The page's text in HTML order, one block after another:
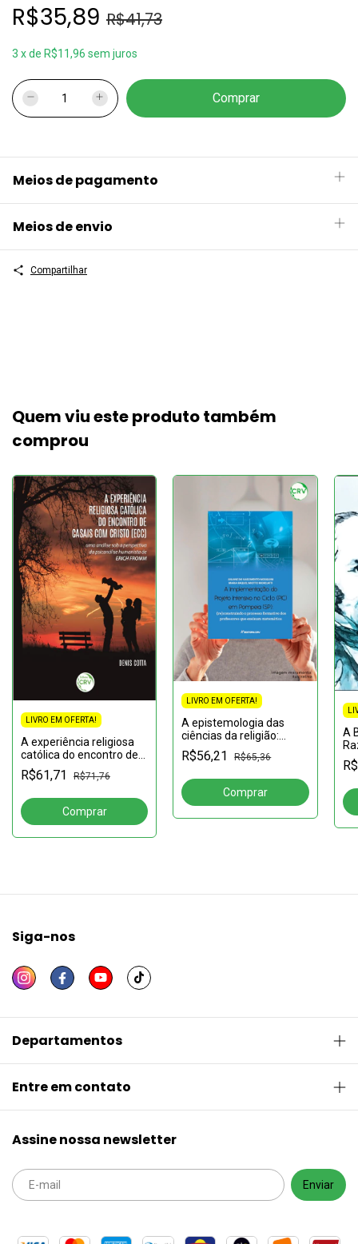
R$35,89 R$41,73
3 xde R$11,96 sem juros
Meios de pagamento
Meios de envio
Compartilhar
Quem viu este produto também
comprou
LIVRO EM OFERTA!
A experiência religiosa
católica do encontro de
casais com cristo (ECC):
Uma análise sob a
psicanálise hu
R$61,71 R$71,76
LIVRO EM OFERTA!
A epistemologia das
ciências da religião:
Pressupostos, questões
e desafios
R$56,21 R$65,36
A
Siga-nos
Departamentos
Entre em contato
Assine nossa newsletter